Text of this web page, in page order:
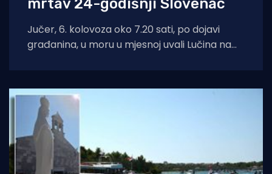
Jučer, 6. kolovoza oko 7.20 sati, po dojavi
građanina, u moru u mjesnoj uvali Lučina na